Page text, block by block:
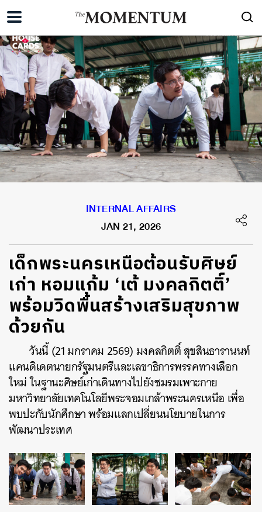
INTERNAL AFFAIRS
JAN 21, 2026
เด็กพระนครเหนือต้อนรับศิษย์
เก่า หอมแก้ม ‘เต้ มงคลกิตติ์’
พร้อมวิดพื้นสร้างเสริมสุขภาพ
ด้วยกัน
วันนี้ (21 มกราคม 2569) มงคลกิตติ์ สุขสินธารานนท์
แคนดิเดตนายกรัฐมนตรีและเลขาธิการพรรคทางเลือก
ใหม่ ในฐานะศิษย์เก่าเดินทางไปยังชมรมเพาะกาย
มหาวิทยาลัยเทคโนโลยีพระจอมเกล้าพระนครเหนือ เพื่อ
พบปะกับนักศึกษา พร้อมแลกเปลี่ยนนโยบายในการ
พัฒนาประเทศ